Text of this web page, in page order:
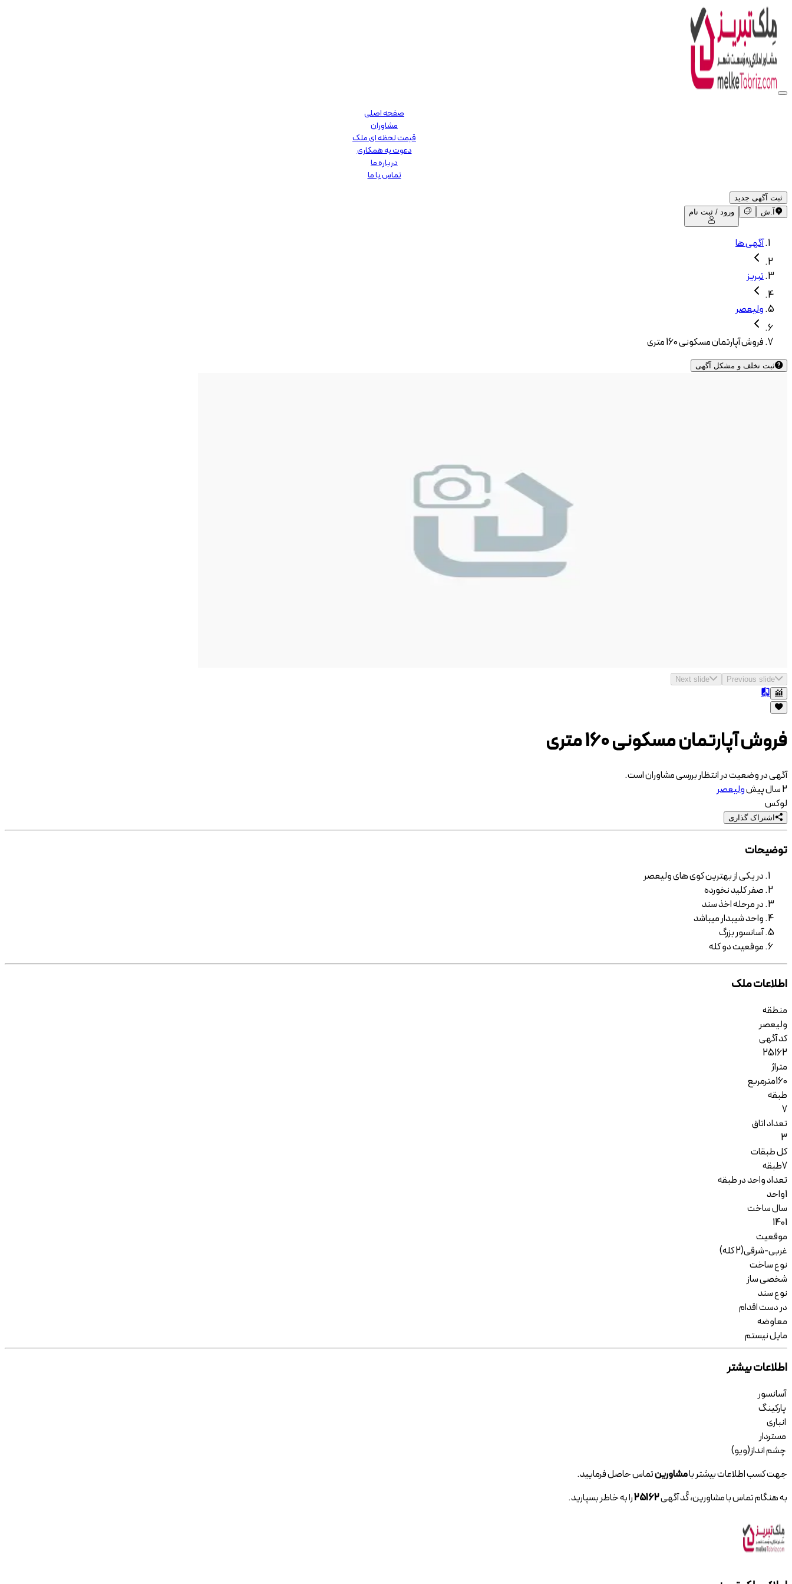
صفحه اصلی
مشاوران
قیمت لحظه ای ملک
دعوت به همکاری
درباره ما
تماس با ما
ثبت آگهی جدید
آ.ش
ورود / ثبت نام
آگهی ها
تبریز
ولیعصر
فروش آپارتمان مسکونی 160 متری
ثبت تخلف و مشکل آگهی
Previous slide
Next slide
فروش آپارتمان مسکونی 160 متری
آگهی در وضعیت در انتظار بررسی مشاوران است.
2 سال پیش
ولیعصر
لوکس
اشتراک گذاری
توضیحات
در یکی از بهترین کوی های ولیعصر
صفر کلید نخورده
در مرحله اخذ سند
واحد شیبدار میباشد
آسانسور بزرگ
موقعیت دو کله
اطلاعات ملک
منطقه
ولیعصر
کد آگهی
25162
متراژ
160مترمربع
طبقه
7
تعداد اتاق
3
کل طبقات
7طبقه
تعداد واحد در طبقه
1واحد
سال ساخت
1401
موقعیت
غربی-شرقی(2 کله)
نوع ساخت
شخصی ساز
نوع سند
در دست اقدام
معاوضه
مایل نیستم
اطلاعات بیشتر
آسانسور
پارکینگ
انباری
مستردار
چشم انداز(ویو)
جهت کسب اطلاعات بیشتر بامشاورینتماس حاصل فرمایید.
به هنگام تماس با مشاورین، کُد آگهی25162را به خاطر بسپارید.